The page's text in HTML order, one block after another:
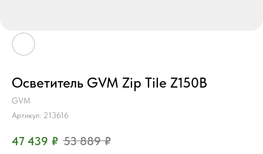
Осветитель GVM Zip Tile Z150B
GVM
Артикул: 213616
47 439 ₽ 53 889 ₽